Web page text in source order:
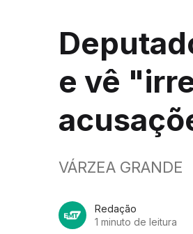
e vê
VÁRZEA GRANDE
Redação
1 minuto de leitura